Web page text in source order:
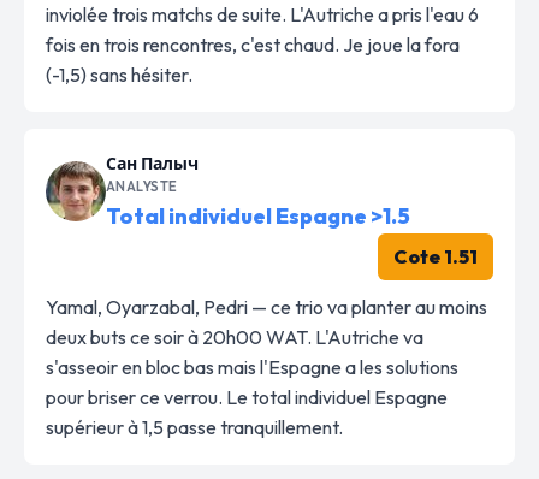
inviolée trois matchs de suite. L'Autriche a pris l'eau 6
fois en trois rencontres, c'est chaud. Je joue la fora
(-1,5) sans hésiter.
Сан Палыч
ANALYSTE
Total individuel Espagne >1.5
Cote 1.51
Yamal, Oyarzabal, Pedri — ce trio va planter au moins
deux buts ce soir à 20h00 WAT. L'Autriche va
s'asseoir en bloc bas mais l'Espagne a les solutions
pour briser ce verrou. Le total individuel Espagne
supérieur à 1,5 passe tranquillement.